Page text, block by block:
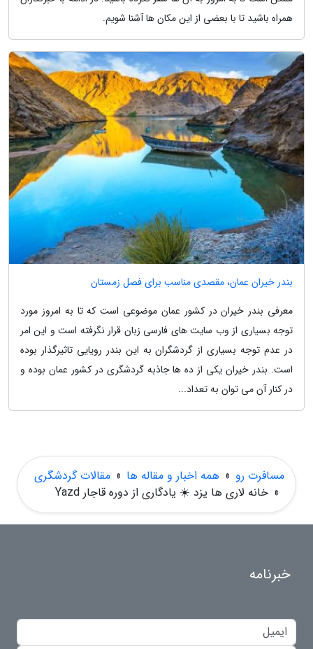
همراه باشید تا با بعضی از این مکان ها آشنا شویم.
بندر خیران عمان، مقصدی مناسب برای فصل زمستان
معرفی بندر خیران در کشور عمان موضوعی است که تا به امروز مورد
توجه بسیاری از وب سایت های فارسی زبان قرار نگرفته است و این امر
در عدم توجه بسیاری از گردشگران به این بندر رویایی تاثیرگذار بوده
است. بندر خیران یکی از ده ها جاذبه گردشگری در کشور عمان بوده و
در کنار آن می توان به تعداد...
مسافرت رو » همه اخبار و مقاله ها » مقالات گردشگری
» خانه لاری ها یزد ☀️ یادگاری از دوره قاجار Yazd
خبرنامه